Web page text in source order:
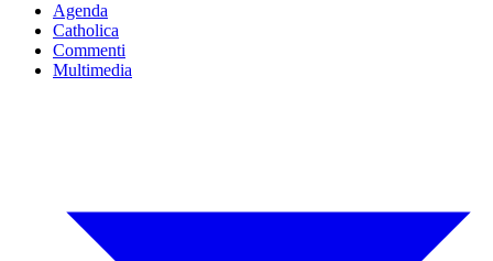
Agenda
Catholica
Commenti
Multimedia